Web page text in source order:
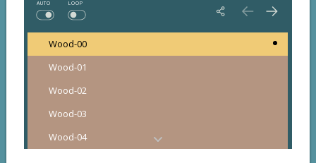
AUTO LOOP
Wood-00
Wood-01
Wood-02
Wood-03
Wood-04